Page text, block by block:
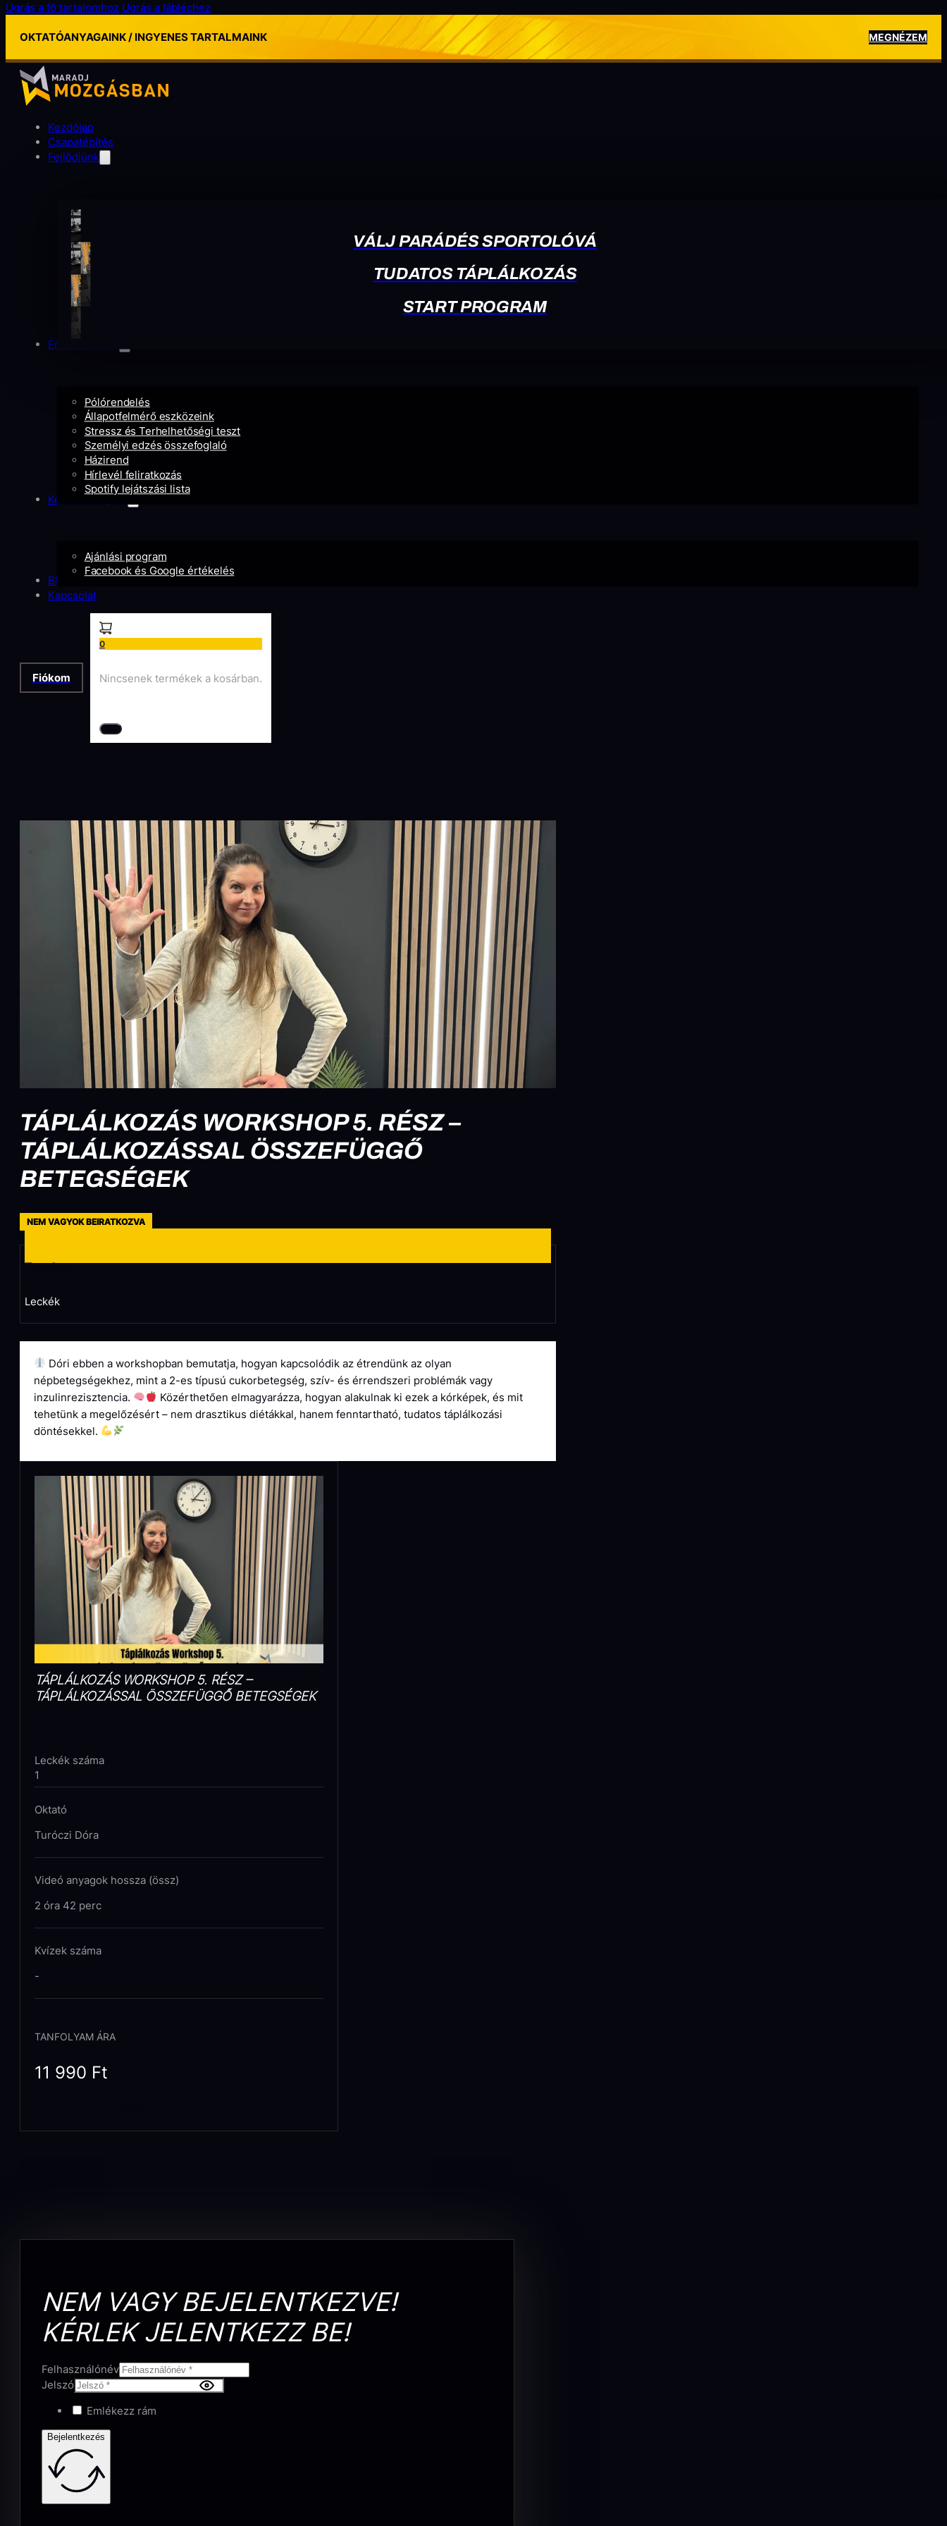
Ugrás a fő tartalomhoz Ugrás a lábléchez
OKTATÓANYAGAINK / INGYENES TARTALMAINK MEGNÉZEM
Kezdőlap
Csapatépítés
Fejlődjünk
VÁLJ PARÁDÉS SPORTOLÓVÁ
TUDATOS TÁPLÁLKOZÁS
START PROGRAM
Érdekességek
Pólórendelés
Állapotfelmérő eszközeink
Stressz és Terhelhetőségi teszt
Személyi edzés összefoglaló
Házirend
Hírlevél feliratkozás
Spotify lejátszási lista
Kedvezményeid
Ajánlási program
Facebook és Google értékelés
Blog
Kapcsolat
Fiókom
0
Nincsenek termékek a kosárban.
TÁPLÁLKOZÁS WORKSHOP 5. RÉSZ –
TÁPLÁLKOZÁSSAL ÖSSZEFÜGGŐ
BETEGSÉGEK
NEM VAGYOK BEIRATKOZVA
Tartalom
Leckék
Dóri ebben a workshopban bemutatja, hogyan kapcsolódik az étrendünk az olyan
népbetegségekhez, mint a 2-es típusú cukorbetegség, szív- és érrendszeri problémák vagy
inzulinrezisztencia.
Közérthetően elmagyarázza, hogyan alakulnak ki ezek a kórképek, és mit
tehetünk a megelőzésért – nem drasztikus diétákkal, hanem fenntartható, tudatos táplálkozási
döntésekkel.
TÁPLÁLKOZÁS WORKSHOP 5. RÉSZ –
TÁPLÁLKOZÁSSAL ÖSSZEFÜGGŐ BETEGSÉGEK
Leckék száma
1
Oktató
Turóczi Dóra
Videó anyagok hossza (össz)
2 óra 42 perc
Kvízek száma
-
TANFOLYAM ÁRA
11 990 Ft
NEM VAGY BEJELENTKEZVE!
KÉRLEK JELENTKEZZ BE!
Felhasználónév
Jelszó
Emlékezz rám
Bejelentkezés